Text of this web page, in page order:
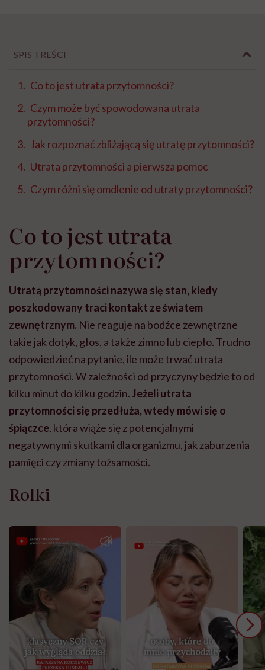
SPIS TREŚCI
Co to jest utrata przytomności?
Czym może być spowodowana utrata
przytomności?
Jak rozpoznać zbliżającą się utratę przytomności?
Utrata przytomności a pierwsza pomoc
Czym różni się omdlenie od utraty przytomności?
Co to jest utrata
przytomności?
Utratą przytomności nazywa się stan, kiedy
poszkodowany traci kontakt ze światem
zewnętrznym. Nie reaguje na bodźce zewnętrzne
takie jak dotyk, głos, a także zimno lub ciepło. Trudno
odpowiedzieć na pytanie, ile może trwać utrata
przytomności. W zależności od przyczyny będzie to od
kilku minut do kilku godzin.Jeżeli utrata
przytomności się przedłuża, wtedy mówi się o
śpiączce, która wiąże się z potencjalnymi
negatywnymi skutkami dla organizmu, jak zaburzenia
pamięci czy zmiany tożsamości.
Rolki